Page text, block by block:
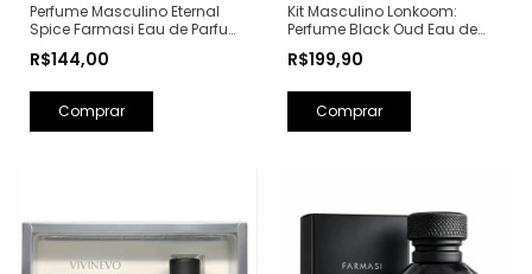
Perfume Masculino Eternal
Spice Farmasi Eau de Parfum
Carolina Herrera)
R$144,00
Kit Masculino Lonkoom:
Perfume Black Oud Eau de
Barba Perfumada 150ml
R$199,90